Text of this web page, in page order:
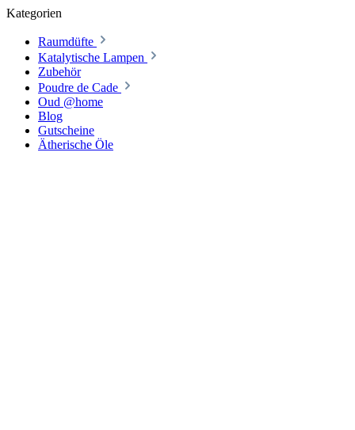
Kategorien
Raumdüfte
Katalytische Lampen
Zubehör
Poudre de Cade
Oud @home
Blog
Gutscheine
Ätherische Öle